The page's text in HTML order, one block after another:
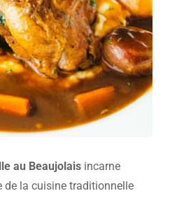
au Beaujolais incarne
de la cuisine traditionnelle